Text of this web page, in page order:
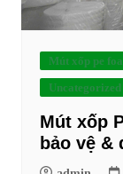
Mút xốp pe
Uncategorized
Mút xốp
bảo vệ